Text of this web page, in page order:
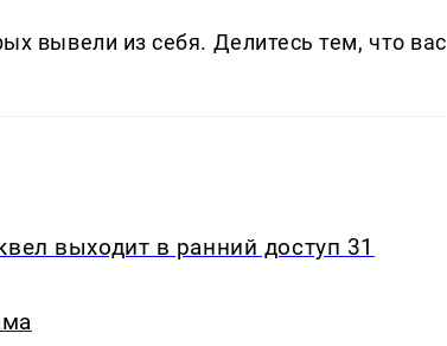
вывели из себя. Делитеcь тем, что вас
выходит в ранний доступ 31